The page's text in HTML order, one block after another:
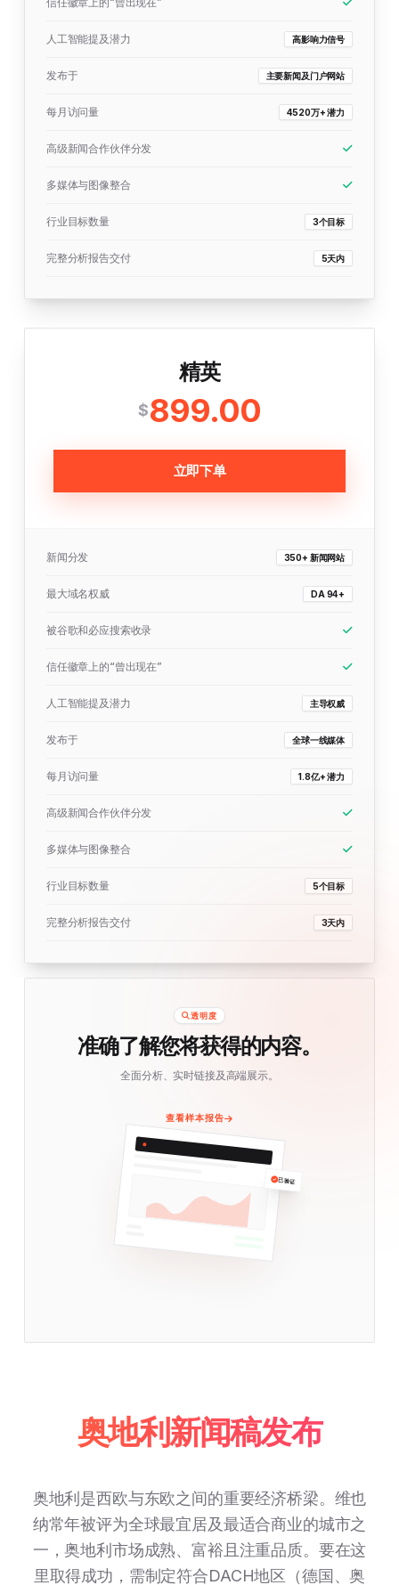
人工智能提及潜力 高影响力信号
发布于 主要新闻及门户网站
每月访问量 4520万+ 潜力
高级新闻合作伙伴分发
多媒体与图像整合
行业目标数量 3个目标
完整分析报告交付 5天内
精英
$899.00
立即下单
新闻分发 350+ 新闻网站
最大域名权威 DA 94+
被谷歌和必应搜索收录
信任徽章上的“曾出现在”
人工智能提及潜力 主导权威
发布于 全球一线媒体
每月访问量 1.8亿+ 潜力
高级新闻合作伙伴分发
多媒体与图像整合
行业目标数量 5个目标
完整分析报告交付 3天内
透明度
准确了解您将获得的内容。
全面分析、实时链接及高端展示。
查看样本报告
已验证
奥地利新闻稿发布
奥地利是西欧与东欧之间的重要经济桥梁。维也
纳常年被评为全球最宜居及最适合商业的城市之
一，奥地利市场成熟、富裕且注重品质。要在这
里取得成功，需制定符合DACH地区（德国、奥